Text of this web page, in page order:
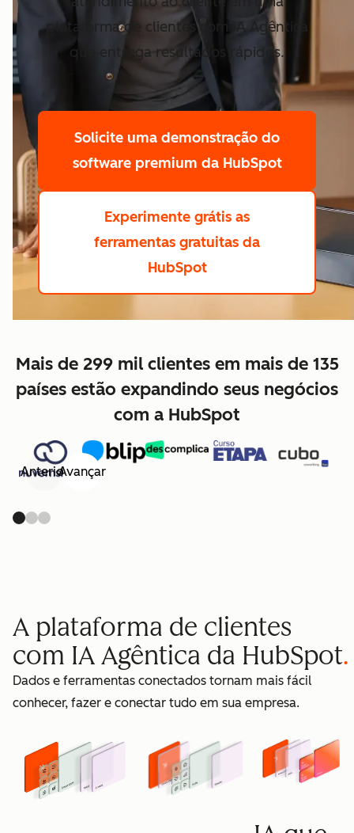
plataforma de clientes com IA Agêntica
que entrega resultados rápidos.
Solicite uma demonstração do
software premium da HubSpot
Experimente grátis as
ferramentas gratuitas da
HubSpot
Mais de 299 mil clientes em mais de 135
países estão expandindo seus negócios
com a HubSpot
AnteriorAvançar
A plataforma de clientes
com IA Agêntica da HubSpot
Dados e ferramentas conectados tornam mais fácil
conhecer, fazer e conectar tudo em sua empresa.